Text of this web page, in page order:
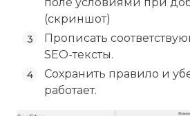
(скриншот)
Прописать
SEO-тексты.
Сохранить правило и
работает.